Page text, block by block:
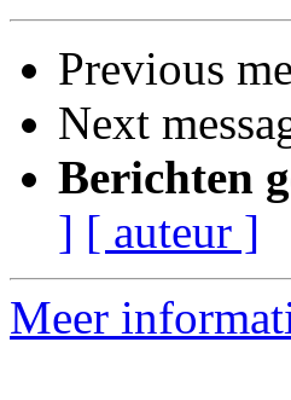
Previous
Next
Berichten
] [ auteur ]
Meer